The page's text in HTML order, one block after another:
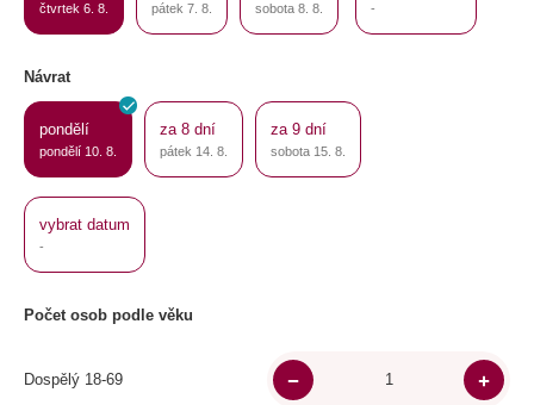
čtvrtek 6. 8. pátek 7. 8. sobota 8. 8. -
Návrat
pondělí
pondělí 10. 8.
za 8 dní
pátek 14. 8.
za 9 dní
sobota 15. 8.
vybrat datum
-
Počet osob podle věku
Dospělý 18-69